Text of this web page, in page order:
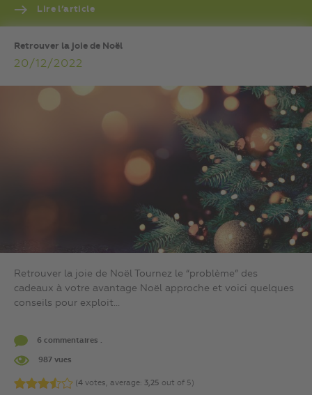
Lire l’article
Retrouver la joie de Noël
20/12/2022
Retrouver la joie de Noël Tournez le “problème” des
cadeaux à votre avantage Noël approche et voici quelques
conseils pour exploit...
6 commentaires .
987 vues
(4 votes, average: 3,25 out of 5)